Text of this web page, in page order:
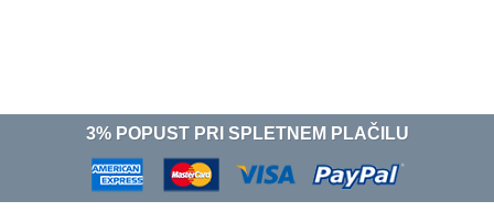
3% POPUST PRI SPLETNEM PLAČILU